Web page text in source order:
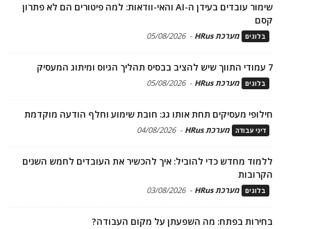
שימור עובדים בעידן ה-AI והאי-וודאות: למה פיטורים הם לא פתרון
קסם
בלוגים מערכת HRus -
05/08/2026
7 עמודי התווך שיש להציב בבסיס תהליך הגיוס ומיתוג המעסיק
בלוגים מערכת HRus -
05/08/2026
חילופי מעסיקים תחת אותו גג: חובת שימוע וחלף הודעה מוקדמת
דיני עבודה מערכת HRus -
04/08/2026
ללמוד מחדש כדי להוביל: איך להכשיר את העובדים לחמש השנים
הקרובות
בלוגים מערכת HRus -
03/08/2026
בחירות בפתח: מה השפעתן על מקום העבודה?